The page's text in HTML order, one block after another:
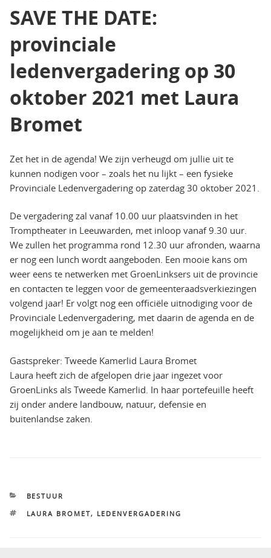
SAVE THE DATE:
provinciale
ledenvergadering op 30
oktober 2021 met Laura
Bromet
Zet het in de agenda! We zijn verheugd om jullie uit te
kunnen nodigen voor – zoals het nu lijkt – een fysieke
Provinciale Ledenvergadering op zaterdag 30 oktober 2021.
De vergadering zal vanaf 10.00 uur plaatsvinden in het
Tromptheater in Leeuwarden, met inloop vanaf 9.30 uur.
We zullen het programma rond 12.30 uur afronden, waarna
er nog een lunch wordt aangeboden. Een mooie kans om
weer eens te netwerken met GroenLinksers uit de provincie
en contacten te leggen voor de gemeenteraadsverkiezingen
volgend jaar! Er volgt nog een officiële uitnodiging voor de
Provinciale Ledenvergadering, met daarin de agenda en de
mogelijkheid om je aan te melden!
Gastspreker: Tweede Kamerlid Laura Bromet
Laura heeft zich de afgelopen drie jaar ingezet voor
GroenLinks als Tweede Kamerlid. In haar portefeuille heeft
zij onder andere landbouw, natuur, defensie en
buitenlandse zaken.
CATEGORIEËN
BESTUUR
TAGS
LAURA BROMET, LEDENVERGADERING